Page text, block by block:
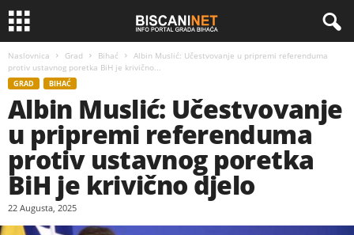
Naslovnica Grad Bihać
Albin Muslić: Učestvovanje u pripremi referenduma
protiv ustavnog poretka BiH je krivično...
GRAD BIHAĆ
Albin Muslić: Učestvovanje
u pripremi referenduma
protiv ustavnog poretka
BiH je krivično djelo
22 Augusta, 2025